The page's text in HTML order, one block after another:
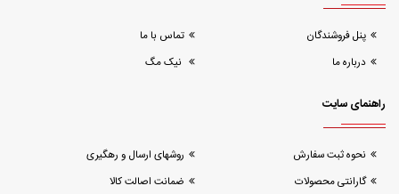
پنل فروشندگان
تماس با ما
درباره ما
نیک مگ
راهنمای سایت
نحوه ثبت سفارش
روشهای ارسال و رهگیری
گارانتی محصولات
ضمانت اصالت کالا